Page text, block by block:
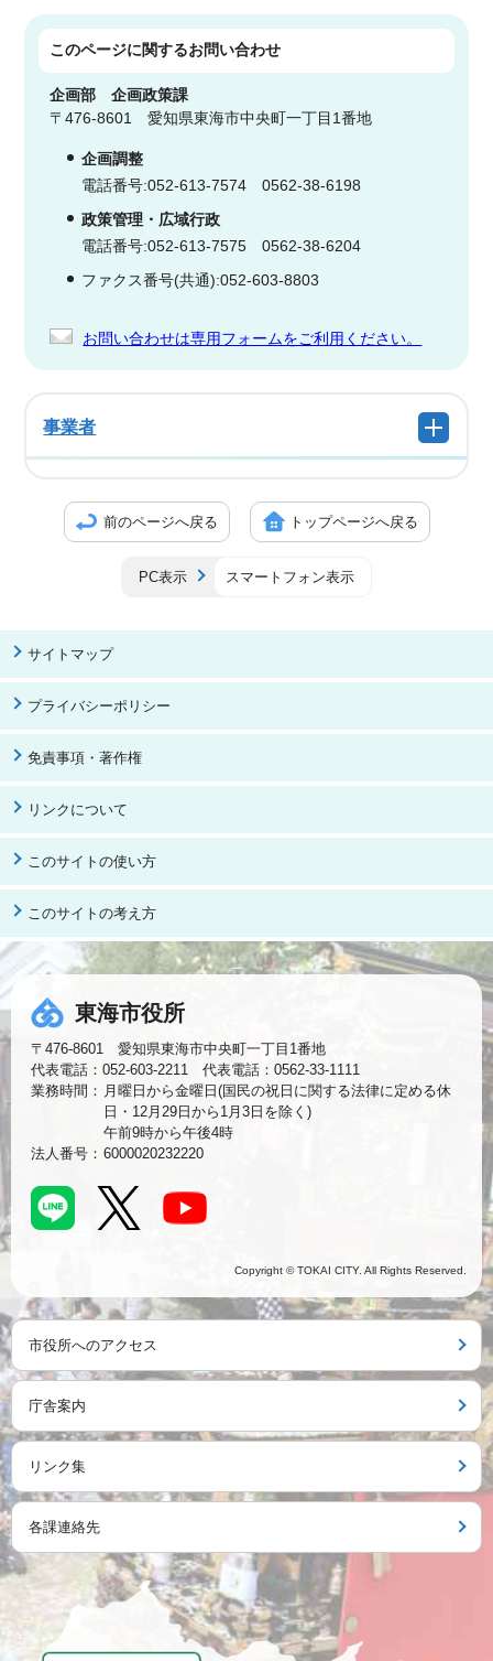
このページに関するお問い合わせ
企画部企画政策課
〒476-8601 愛知県東海市中央町一丁目1番地
企画調整
電話番号:052-613-7574 0562-38-6198
政策管理・広域行政
電話番号:052-613-7575 0562-38-6204
ファクス番号(共通):052-603-8803
お問い合わせは専用フォームをご利用ください。
事業者
前のページへ戻る トップページへ戻る
PC表示 スマートフォン表示
サイトマップ
プライバシーポリシー
免責事項・著作権
リンクについて
このサイトの使い方
このサイトの考え方
東海市役所
〒476-8601 愛知県東海市中央町一丁目1番地
代表電話：052-603-2211 代表電話：0562-33-1111
業務時間： 月曜日から金曜日(国民の祝日に関する法律に定める休
日・12月29日から1月3日を除く)
午前9時から午後4時
法人番号： 6000020232220
Copyright © TOKAI CITY. All Rights Reserved.
市役所へのアクセス
庁舎案内
リンク集
各課連絡先